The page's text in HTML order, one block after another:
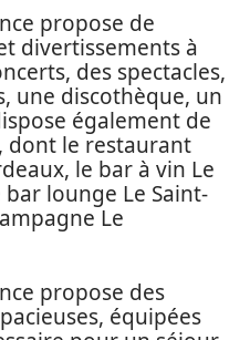
propose de
divertissements à
des spectacles,
une discothèque, un
également de
dont le restaurant
le bar à vin Le
lounge Le Saint-
Le
propose des
équipées